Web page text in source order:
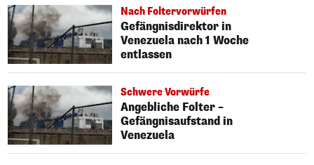
Nach Foltervorwürfen
Gefängnisdirektor in
Venezuela nach 1 Woche
entlassen
Schwere Vorwürfe
Angebliche Folter –
Gefängnisaufstand in
Venezuela